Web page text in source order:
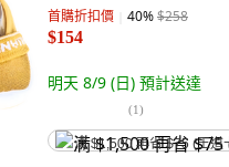
首購折扣價 40%$258
$154
明天 8/9 (日) 預計送達
(1)
满 $1,500 再省 $75 (王道